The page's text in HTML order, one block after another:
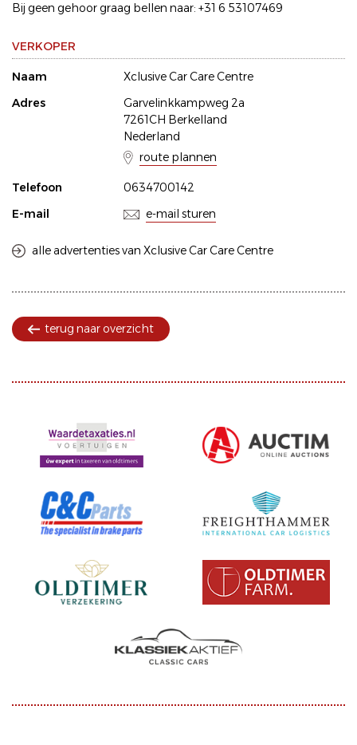
Bij geen gehoor graag bellen naar: +31 6 53107469
VERKOPER
Naam
Xclusive Car Care Centre
Adres
Garvelinkkampweg 2a
7261CH Berkelland
Nederland
route plannen
Telefoon
0634700142
E-mail
e-mail sturen
alle advertenties van Xclusive Car Care Centre
terug naar overzicht